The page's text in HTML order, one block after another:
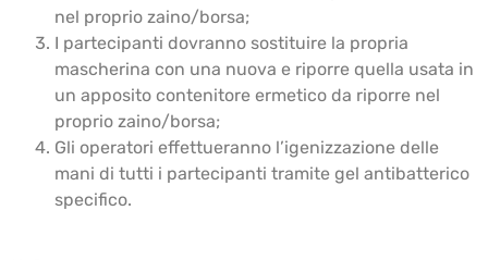
nel proprio zaino/borsa;
I partecipanti dovranno sostituire la propria
mascherina con una nuova e riporre quella usata in
un apposito contenitore ermetico da riporre nel
proprio zaino/borsa;
Gli operatori effettueranno l’igenizzazione delle
mani di tutti i partecipanti tramite gel antibatterico
specifico.